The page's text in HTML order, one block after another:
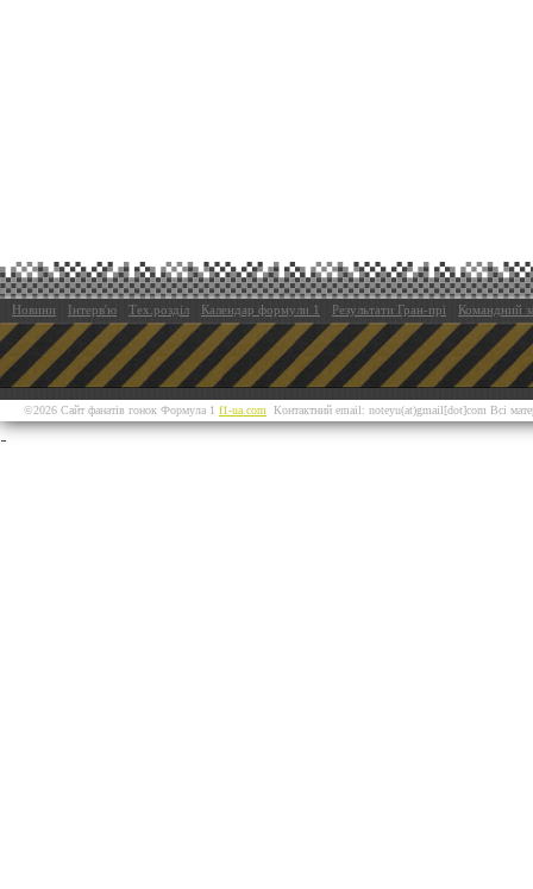
Новини Інтерв'ю Тех.розділ Календар формули 1 Результати Гран-прі Командний
©2026 Сайт фанатів гонок Формула 1 f1-ua.com Контактний email: noteyu(at)gmail[dot]com Всі